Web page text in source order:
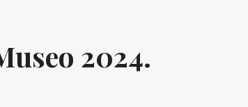
2024.